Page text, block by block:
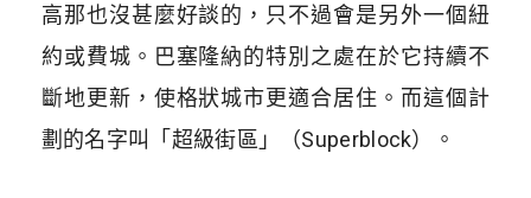
高那也沒甚麼好談的，只不過會是另外一個紐
約或費城。巴塞隆納的特別之處在於它持續不
斷地更新，使格狀城市更適合居住。而這個計
劃的名字叫「超級街區」（Superblock）。